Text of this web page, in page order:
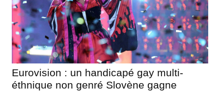
Eurovision : un handicapé gay multi-
éthnique non genré Slovène gagne